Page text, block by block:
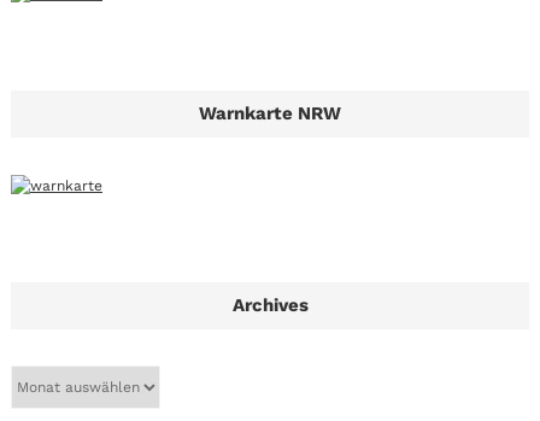
Warnkarte NRW
Archives